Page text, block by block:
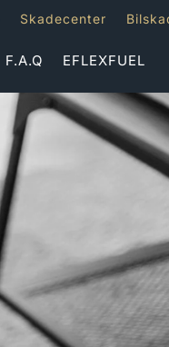
Skadecenter
F.A.Q EFLEXFUEL